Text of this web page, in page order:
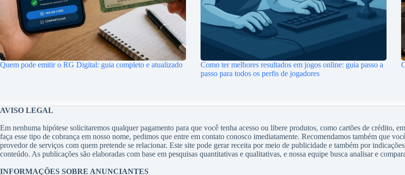
Quem pode emitir o RG Digital: guia completo e atualizado
Como ter melhores resultados em jogos online: guia passo a
passo para todos os perfis de jogadores
AVISO LEGAL
Em nenhuma hipótese solicitaremos qualquer pagamento para que você tenha acesso ou libere produtos, como cartões de crédito,
faça esse tipo de cobrança em nosso nome, pedimos que entre em contato conosco imediatamente. Recomendamos também que
provedor de serviços com quem pretende se relacionar. Este site pode gerar receita por meio de publicidade e também por
conteúdo. As publicações são elaboradas com base em pesquisas quantitativas e qualitativas, e nossa equipe busca analisar e
INFORMAÇÕES SOBRE ANUNCIANTES